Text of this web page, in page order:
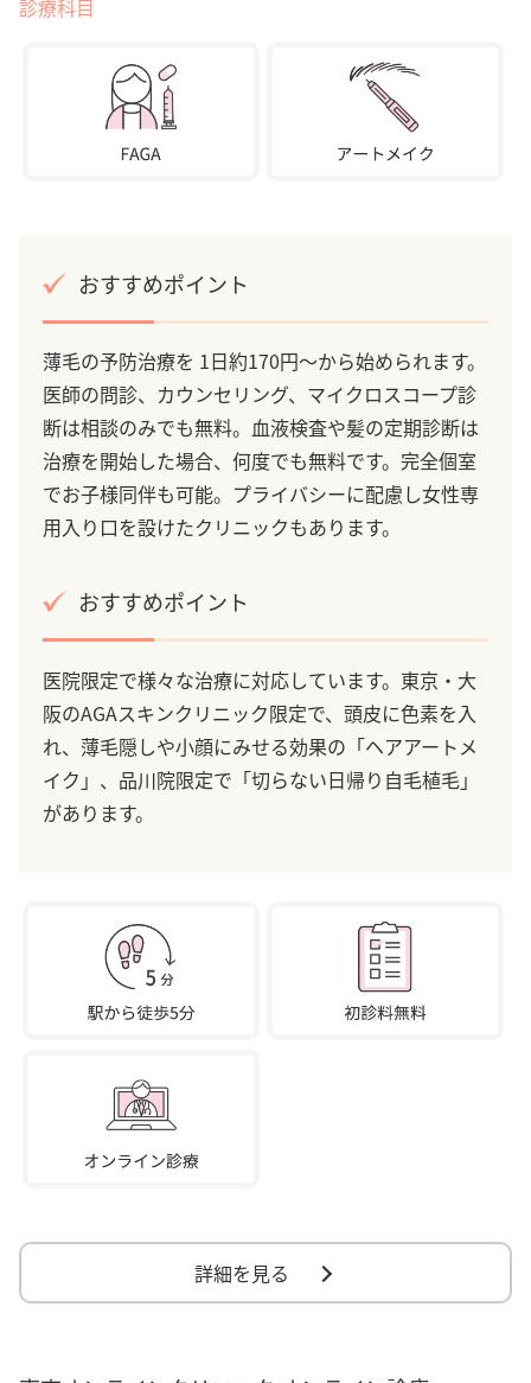
診療科目
おすすめポイント
薄毛の予防治療を 1日約170円～から始められます。
医師の問診、カウンセリング、マイクロスコープ診
断は相談のみでも無料。血液検査や髪の定期診断は
治療を開始した場合、何度でも無料です。完全個室
でお子様同伴も可能。プライバシーに配慮し女性専
用入り口を設けたクリニックもあります。
おすすめポイント
医院限定で様々な治療に対応しています。東京・大
阪のAGAスキンクリニック限定で、頭皮に色素を入
れ、薄毛隠しや小顔にみせる効果の「ヘアアートメ
イク」、品川院限定で「切らない日帰り自毛植毛」
があります。
詳細を見る